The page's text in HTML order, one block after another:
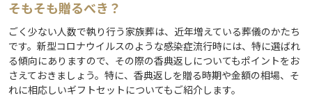
そもそも贈るべき？
ごく少ない人数で執り行う家族葬は、近年増えている葬儀のかたち
です。新型コロナウイルスのような感染症流行時には、特に選ばれ
る傾向にありますので、その際の香典返しについてもポイントをお
さえておきましょう。特に、香典返しを贈る時期や金額の相場、そ
れに相応しいギフトセットについてもご紹介します。